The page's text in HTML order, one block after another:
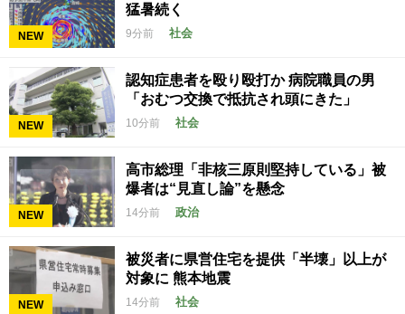
NEW
猛暑続く
9分前 社会
NEW
認知症患者を殴り殴打か 病院職員の男
「おむつ交換で抵抗され頭にきた」
10分前 社会
NEW
高市総理「非核三原則堅持している」被
爆者は“見直し論”を懸念
14分前 政治
NEW
被災者に県営住宅を提供「半壊」以上が
対象に 熊本地震
14分前 社会